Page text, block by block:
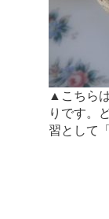
▲こちら
りです。
習として